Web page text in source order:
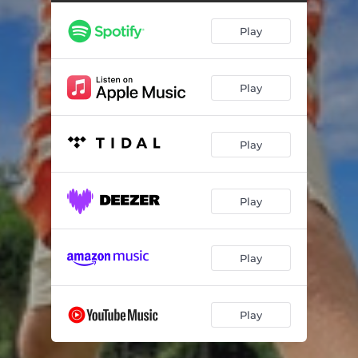
Play
Play
Play
Play
Play
Play